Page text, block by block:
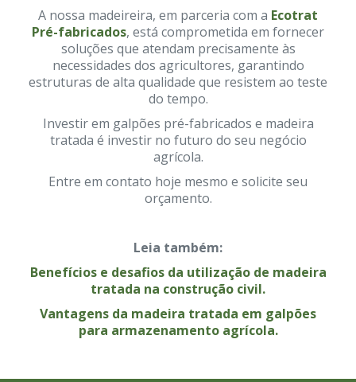
A nossa madeireira, em parceria com a Ecotrat
Pré-fabricados, está comprometida em fornecer
soluções que atendam precisamente às
necessidades dos agricultores, garantindo
estruturas de alta qualidade que resistem ao teste
do tempo.
Investir em galpões pré-fabricados e madeira
tratada é investir no futuro do seu negócio
agrícola.
Entre em contato hoje mesmo e solicite seu
orçamento.
Leia também:
Benefícios e desafios da utilização de madeira
tratada na construção civil.
Vantagens da madeira tratada em galpões
para armazenamento agrícola.